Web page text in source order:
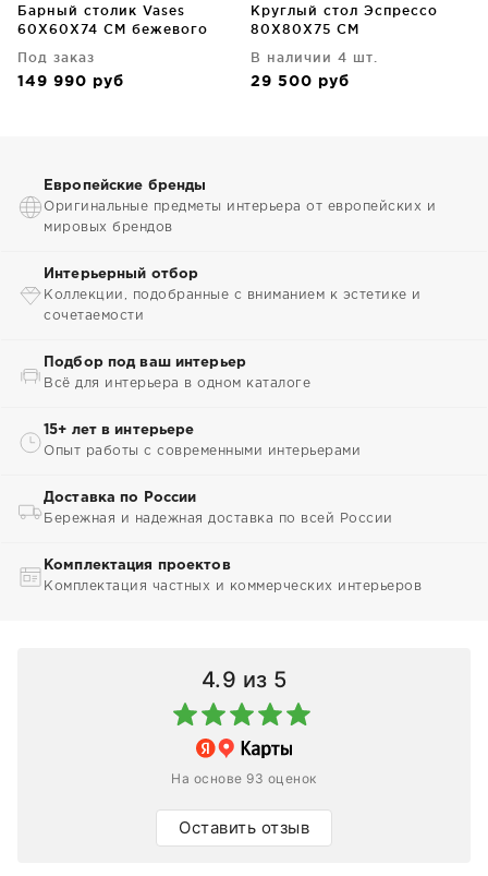
Барный столик Vases
60X60X74 CM бежевого
Под заказ
149 990 руб
Круглый стол Эспрессо
80X80X75 CM
В наличии 4 шт.
29 500 руб
Европейские бренды
Оригинальные предметы интерьера от европейских и
мировых брендов
Интерьерный отбор
Коллекции, подобранные с вниманием к эстетике и
сочетаемости
Подбор под ваш интерьер
Всё для интерьера в одном каталоге
15+ лет в интерьере
Опыт работы с современными интерьерами
Доставка по России
Бережная и надежная доставка по всей России
Комплектация проектов
Комплектация частных и коммерческих интерьеров
4.9 из 5
На основе 93 оценок
Оставить отзыв